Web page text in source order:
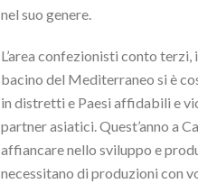
nel suo genere.
L’area confezionisti conto
bacino del Mediterraneo si è
in distretti e Paesi affidabili e
partner asiatici. Quest’anno a
affiancare nello sviluppo e
necessitano di produzioni con